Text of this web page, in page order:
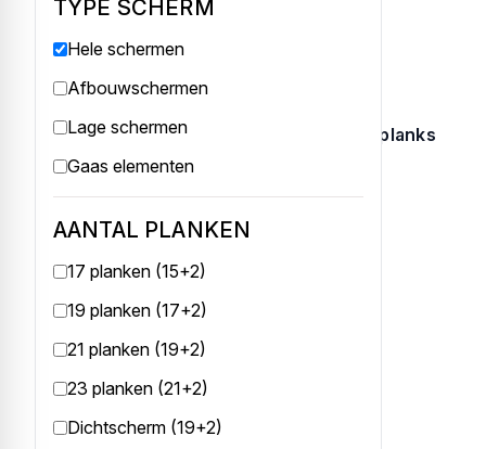
TYPE SCHERM
Hele schermen
Afbouwschermen
Lage schermen
Gaas elementen
AANTAL PLANKEN
17 planken (15+2)
19 planken (17+2)
21 planken (19+2)
23 planken (21+2)
Dichtscherm (19+2)
Tuinscherm grenen geïmpregneerd 17 planks
(15+2)
Tuinscherm grenen geïmpregneerd met...
€ 59,50